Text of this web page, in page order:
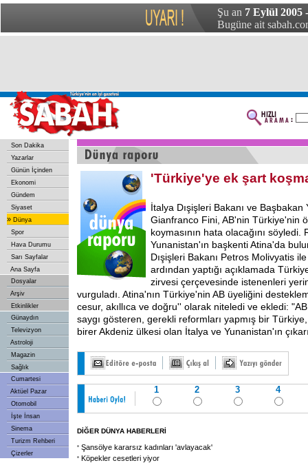
Şu an 7 Eylül 2005
Bugüne ait
Son Dakika
Yazarlar
Günün İçinden
Ekonomi
Gündem
Siyaset
» Dünya
Spor
Hava Durumu
Sarı Sayfalar
Ana Sayfa
Dosyalar
Arşiv
Etkinlikler
Günaydın
Televizyon
Astroloji
Magazin
Sağlık
Cumartesi
Aktüel Pazar
Otomobil
İşte İnsan
Sinema
Turizm Rehberi
Çizerler
'Türkiye'ye ek şart
İtalya Dışişleri Bakanı ve Başbakan
Gianfranco Fini, AB'nin Türkiye'nin
koymasının hata olacağını
Yunanistan'ın başkenti Atina'da
Dışişleri Bakanı Petros Molivyatis
ardından yaptığı açıklamada
zirvesi çerçevesinde istenenleri
vurguladı. Atina'nın Türkiye'nin AB üyeliğini
cesur, akıllıca ve doğru'' olarak niteledi ve ekledi:
saygı gösteren, gerekli reformları yapmış bir
birer Akdeniz ülkesi olan İtalya ve Yunanistan'ın
1 2 3 4
DİĞER DÜNYA HABERLERİ
Şansölye kararsız kadınları 'avlayacak'
Köpekler cesetleri yiyor